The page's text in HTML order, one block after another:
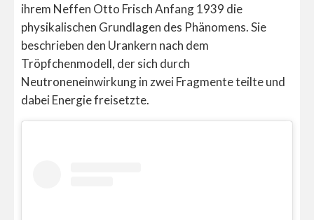
ihrem Neffen Otto Frisch Anfang 1939 die
physikalischen Grundlagen des Phänomens. Sie
beschrieben den Urankern nach dem
Tröpfchenmodell, der sich durch
Neutroneneinwirkung in zwei Fragmente teilte und
dabei Energie freisetzte.